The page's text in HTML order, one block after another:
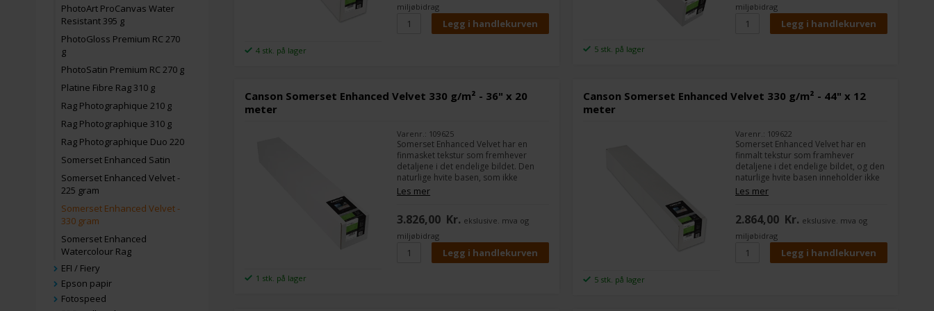
PhotoArt ProCanvas Water
Resistant 395 g
PhotoGloss Premium RC 270
g
PhotoSatin Premium RC 270 g
Platine Fibre Rag 310 g
Rag Photographique 210 g
Rag Photographique 310 g
Rag Photographique Duo 220
Somerset Enhanced Satin
Somerset Enhanced Velvet -
225 gram
Somerset Enhanced Velvet -
330 gram
Somerset Enhanced
Watercolour Rag
EFI / Fiery
Epson papir
Fotospeed
4 stk. på lager
miljøbidrag
5 stk. på lager
miljøbidrag
Canson Somerset Enhanced Velvet 330 g/m² - 36" x 20
meter
1 stk. på lager
Varenr.: 109625
Somerset Enhanced Velvet har en
finmasket tekstur som fremhever
detaljene i det endelige bildet. Den
naturlige hvite basen, som ikke
inneholder optiske lyselementer, gir
liv og dybde til fargen, og gir utmerket
Les mer
3.826,00 Kr. ekslusive. mva og
miljøbidrag
Canson Somerset Enhanced Velvet 330 g/m² - 44" x 12
meter
5 stk. på lager
Varenr.: 109622
Somerset Enhanced Velvet har en
finmalt tekstur som framhever
detaljene i det endelige bildet, og den
naturlige hvite basen inneholder ikke
optiske lysskinnende midler, noe som
gir liv og dybde til fargen, utmerket
Les mer
2.864,00 Kr. ekslusive. mva og
miljøbidrag